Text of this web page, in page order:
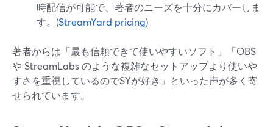
時配信が可能で、著者のニーズを十分にカバーしま
す。(StreamYard pricing)
著者からは「最も信頼できて使いやすいソフト」「OBS
や StreamLabs のような複雑なセットアップより使いや
すさを重視しているのでSYが好き」といった声が多く寄
せられています。